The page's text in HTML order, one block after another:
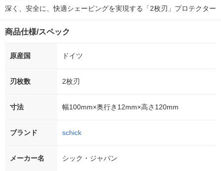
深く、安全に、快適シェービングを実現する「2枚刃」プロテクター
商品仕様/スペック
原産国 ドイツ
刃枚数 2枚刃
寸法 幅100mm×奥行き12mm×高さ120mm
ブランド schick
メーカー名 シック・ジャパン